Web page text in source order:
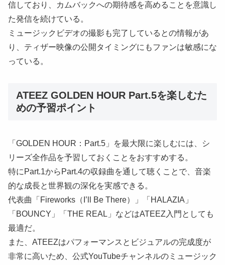
信しており、カムバックへの期待感を高めることを意識し
た発信を続けている。
ミュージックビデオの撮影も完了しているとの情報があ
り、ティザー映像の公開タイミングにもファンは敏感にな
っている。
ATEEZ GOLDEN HOUR Part.5を楽しむた
めの予習ポイント
「GOLDEN HOUR：Part.5」を最大限に楽しむには、シ
リーズ全作品を予習しておくことをおすすめする。
特にPart.1からPart.4の収録曲を通して聴くことで、音楽
的な成長と世界観の深化を実感できる。
代表曲「Fireworks（I’ll Be There）」「HALAZIA」
「BOUNCY」「THE REAL」などはATEEZ入門としても
最適だ。
また、ATEEZはパフォーマンスとビジュアルの完成度が
非常に高いため、公式YouTubeチャンネルのミュージック